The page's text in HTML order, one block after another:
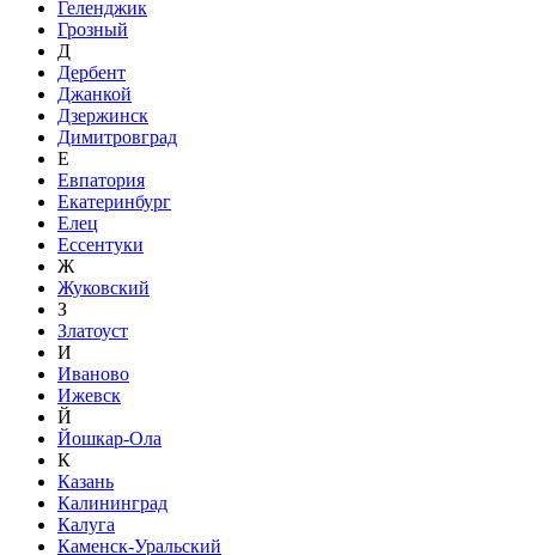
Геленджик
Грозный
Д
Дербент
Джанкой
Дзержинск
Димитровград
Е
Евпатория
Екатеринбург
Елец
Ессентуки
Ж
Жуковский
З
Златоуст
И
Иваново
Ижевск
Й
Йошкар-Ола
К
Казань
Калининград
Калуга
Каменск-Уральский